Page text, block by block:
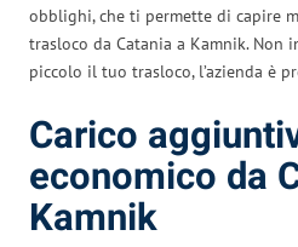
obblighi, che ti permette di capire
trasloco da Catania a Kamnik. Non
piccolo il tuo trasloco, l’azienda è
Carico
economico da
Kamnik